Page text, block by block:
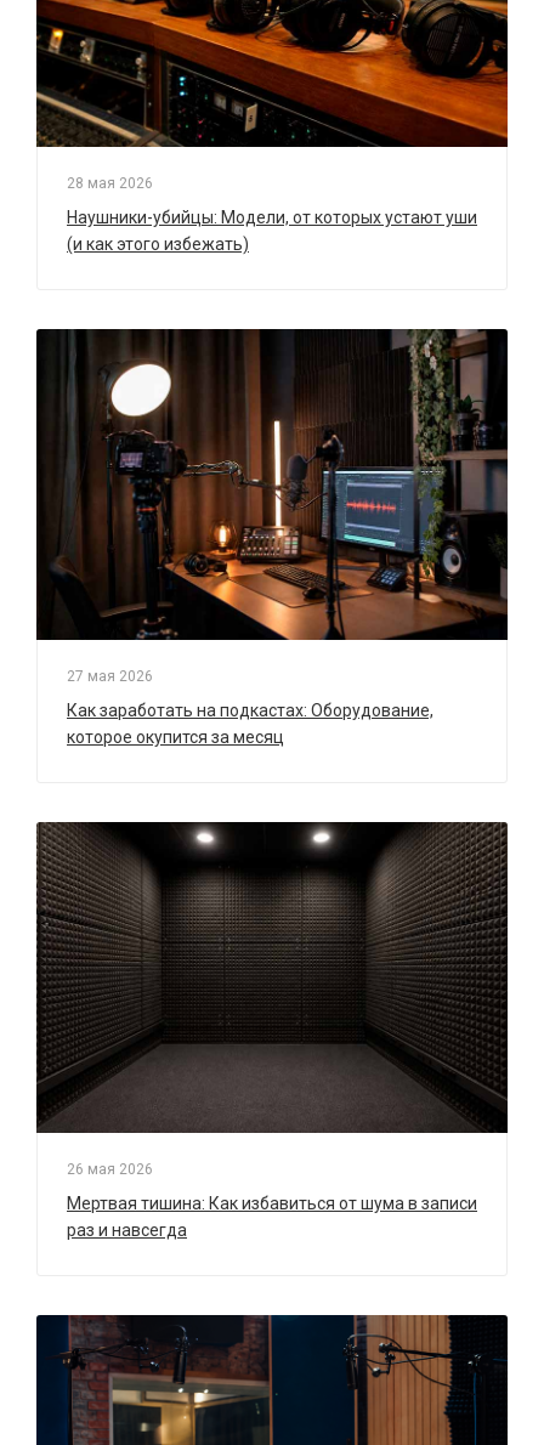
28 мая 2026
Наушники-убийцы: Модели, от которых устают уши
(и как этого избежать)
27 мая 2026
Как заработать на подкастах: Оборудование,
которое окупится за месяц
26 мая 2026
Мертвая тишина: Как избавиться от шума в записи
раз и навсегда